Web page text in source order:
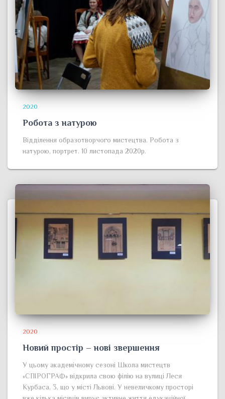
2020
Робота з натурою
Відділення образотворчого мистецтва. Робота з
натурою, портрет. 10 листопада 2020р.
2020
Новий простір – нові звершення
У цьому академічному сезоні Школа мистецтв
«СПІРОГРАФ» відкрила свою філію на вулиці Леся
Курбаса, 3, що у місті Львові. У невеличкому просторі